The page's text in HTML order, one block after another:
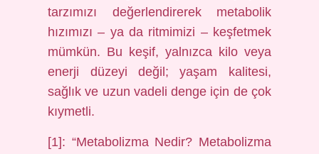
tarzımızı değerlendirerek metabolik
hızımızı – ya da ritmimizi – keşfetmek
mümkün. Bu keşif, yalnızca kilo veya
enerji düzeyi değil; yaşam kalitesi,
sağlık ve uzun vadeli denge için de çok
kıymetli.
[1]: “Metabolizma Nedir? Metabolizma